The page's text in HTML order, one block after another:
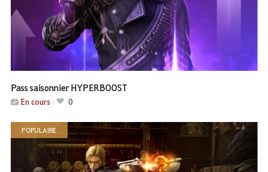
Pass saisonnier HYPERBOOST
En cours 0
POPULAIRE